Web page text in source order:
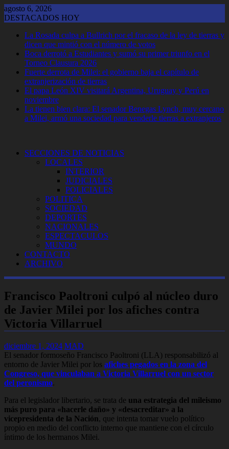
Saltar
al
agosto 6, 2026
DESTACADOS HOY
La Rosada culpa a Bullrich por el fracaso de la ley de tierras y
dicen que mintió con el número de votos
Boca derrotó a Estudiantes y sumó su primer triunfo en el
Torneo Clausura 2026
Fuerte derrota de Milei: el gobierno baja el capítulo de
extranjerización de tierras
El papa León XIV visitará Argentina, Uruguay y Perú en
noviembre
La tienen bien clara: El senador Benegas Lynch, muy cercano
a Milei, armó una sociedad para venderle tierras a extranjeros
SECCIONES DE NOTICIAS
LOCALES
INTERIOR
JUDICIALES
POLICIALES
POLITICA
SOCIEDAD
DEPORTES
NACIONALES
ESPECTACULOS
MUNDO
CONTACTO
ARCHIVO
Francisco Paoltroni culpó al núcleo duro
de Javier Milei por los afiches contra
Victoria Villarruel
diciembre 1, 2024 MAD
El senador formoseño Francisco Paoltroni (LLA) responsabilizó al
entorno de Javier Milei por los afiches pegados en la zona del
Congreso, que vinculaban a Victoria Villarruel con un sector
del peronismo.
Para el legislador libertario, se trata de una estrategia del mileismo
más puro para «hacerle daño» y «desacreditar» a la
vicepresidenta de la Nación, que intenta tomar vuelo político
propio en medio del conflicto interno que mantiene con el círculo
íntimo de los hermanos Milei.